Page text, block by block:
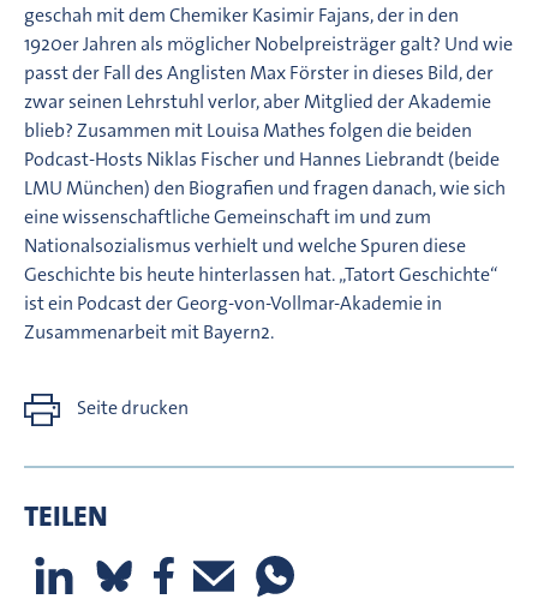
geschah mit dem Chemiker Kasimir Fajans, der in den
1920er Jahren als möglicher Nobelpreisträger galt? Und wie
passt der Fall des Anglisten Max Förster in dieses Bild, der
zwar seinen Lehrstuhl verlor, aber Mitglied der Akademie
blieb? Zusammen mit Louisa Mathes folgen die beiden
Podcast-Hosts Niklas Fischer und Hannes Liebrandt (beide
LMU München) den Biografien und fragen danach, wie sich
eine wissenschaftliche Gemeinschaft im und zum
Nationalsozialismus verhielt und welche Spuren diese
Geschichte bis heute hinterlassen hat. „Tatort Geschichte“
ist ein Podcast der Georg-von-Vollmar-Akademie in
Zusammenarbeit mit Bayern2.
Seite drucken
TEILEN